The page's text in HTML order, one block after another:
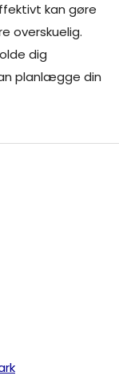
kan gøre
overskuelig.
dig
planlægge din